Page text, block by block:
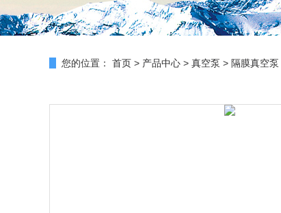
您的位置： 首页 > 产品中心 > 真空泵 > 隔膜真空泵